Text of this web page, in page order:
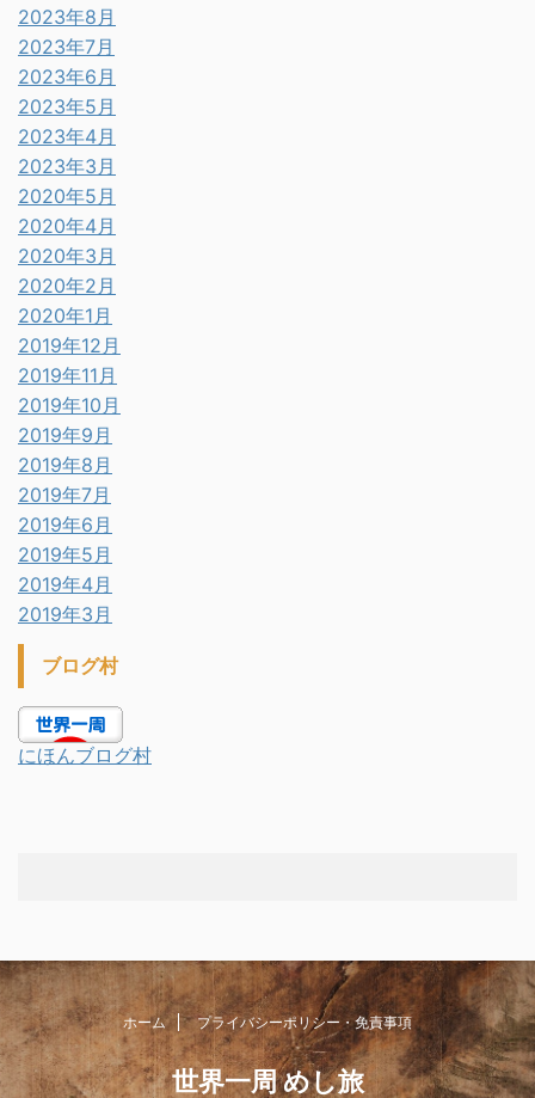
2023年8月
2023年7月
2023年6月
2023年5月
2023年4月
2023年3月
2020年5月
2020年4月
2020年3月
2020年2月
2020年1月
2019年12月
2019年11月
2019年10月
2019年9月
2019年8月
2019年7月
2019年6月
2019年5月
2019年4月
2019年3月
ブログ村
にほんブログ村
ホーム プライバシーポリシー・免責事項
世界一周 めし旅